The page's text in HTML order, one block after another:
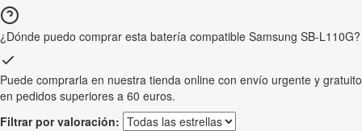
¿Dónde puedo comprar esta batería compatible Samsung SB-L110G?
Puede comprarla en nuestra tienda online con envío urgente y gratuito
en pedidos superiores a 60 euros.
Filtrar por valoración: